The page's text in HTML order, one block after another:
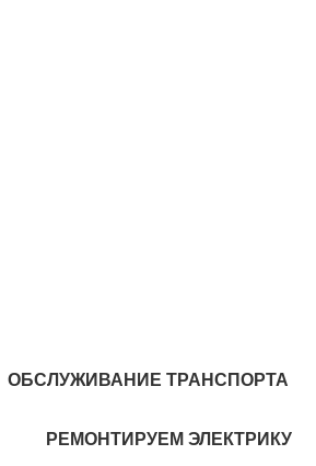
ОБСЛУЖИВАНИЕ ТРАНСПОРТА
РЕМОНТИРУЕМ ЭЛЕКТРИКУ